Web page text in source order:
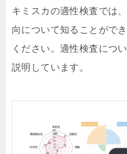
キミスカの適性検査では
向について知ることがで
ください。適性検査につ
説明しています。